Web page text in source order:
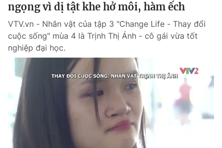
ngọng vì dị tật khe hở môi, hàm ếch
VTV.vn - Nhân vật của tập 3 "Change Life - Thay đổi
cuộc sống" mùa 4 là Trịnh Thị Ánh - cô gái vừa tốt
nghiệp đại học.